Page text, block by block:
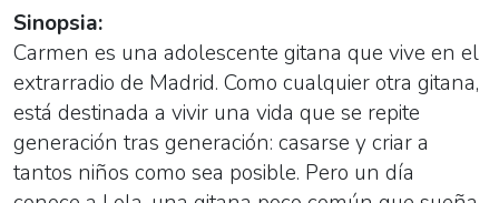
Sinopsia:
Carmen es una adolescente gitana que vive en el
extrarradio de Madrid. Como cualquier otra gitana,
está destinada a vivir una vida que se repite
generación tras generación: casarse y criar a
tantos niños como sea posible. Pero un día